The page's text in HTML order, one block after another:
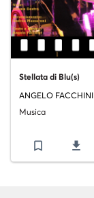
Stellata di Blu(s)
ANGELO FACCHINI
Musica
bookmark_border file_download